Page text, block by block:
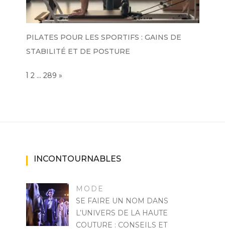
PILATES POUR LES SPORTIFS : GAINS DE
STABILITÉ ET DE POSTURE
Page:
1 2 … 289 NEXT
»
INCONTOURNABLES
MODE
SE FAIRE UN NOM DANS
L’UNIVERS DE LA HAUTE
COUTURE : CONSEILS ET